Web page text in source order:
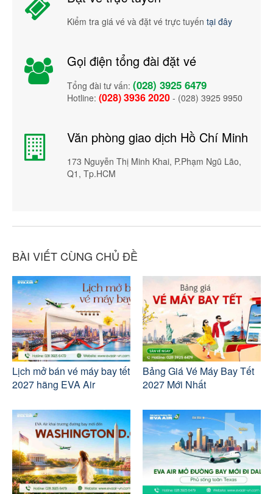
Kiểm tra giá vé và đặt vé trực tuyến tại đây
Gọi điện tổng đài đặt vé
Tổng đài tư vấn: (028) 3925 6479
Hotline: (028) 3936 2020 - (028) 3925 9950
Văn phòng giao dịch Hồ Chí Minh
173 Nguyễn Thị Minh Khai, P.Phạm Ngũ Lão,
Q1, Tp.HCM
BÀI VIẾT CÙNG CHỦ ĐỀ
Lịch mở bán vé máy bay tết
2027 hãng EVA Air
Bảng Giá Vé Máy Bay Tết
2027 Mới Nhất